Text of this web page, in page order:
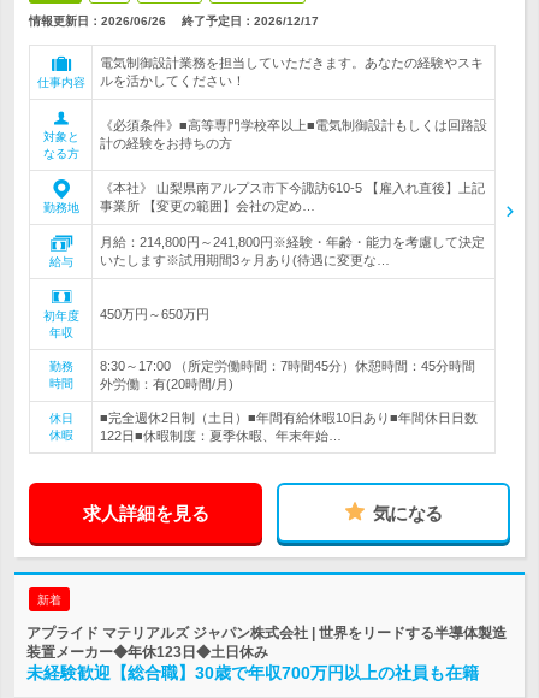
情報更新日：2026/06/26 終了予定日： 2026/12/17
仕事内容
電気制御設計業務を担当していただきます。あなたの経験やスキ
ルを活かしてください！
対象と
なる方
《必須条件》■高等専門学校卒以上■電気制御設計もしくは回路設
計の経験をお持ちの方
勤務地
《本社》 山梨県南アルプス市下今諏訪610-5 【雇入れ直後】上記
事業所 【変更の範囲】会社の定め…
給与
月給：214,800円～241,800円※経験・年齢・能力を考慮して決定
いたします※試用期間3ヶ月あり(待遇に変更な…
初年度
年収
450万円～650万円
勤務
時間
8:30～17:00 （所定労働時間：7時間45分）休憩時間：45分時間
外労働：有(20時間/月)
休日
休暇
■完全週休2日制（土日）■年間有給休暇10日あり■年間休日日数
122日■休暇制度：夏季休暇、年末年始…
求人詳細を見る 気になる
新着
アプライド マテリアルズ ジャパン株式会社 | 世界をリードする半導体製造
装置メーカー◆年休123日◆土日休み
未経験歓迎【総合職】30歳で年収700万円以上の社員も在籍